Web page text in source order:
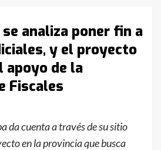
se analiza poner fin a
y el proyecto
apoyo de la
Fiscales
da cuenta a través de su sitio
en la provincia que busca